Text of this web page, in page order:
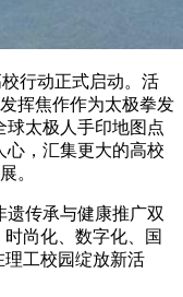
行动正式启动。活
挥焦作作为太极拳发
球太极人手印地图点
心，汇集更大的高校
。
传承与健康推广双
尚化、数字化、国
理工校园绽放新活